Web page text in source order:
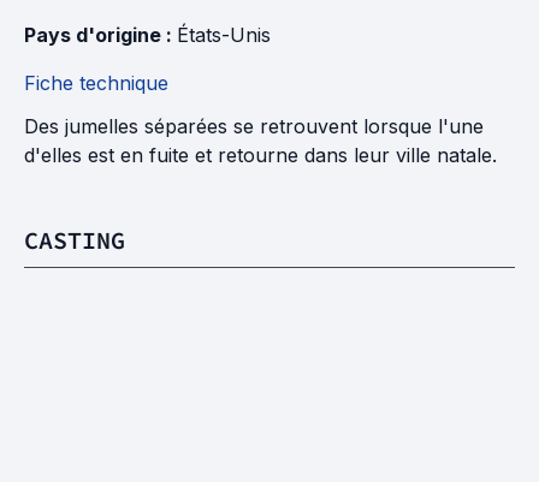
Pays d'origine : États-Unis
Fiche technique
Des jumelles séparées se retrouvent lorsque l'une
d'elles est en fuite et retourne dans leur ville natale.
CASTING